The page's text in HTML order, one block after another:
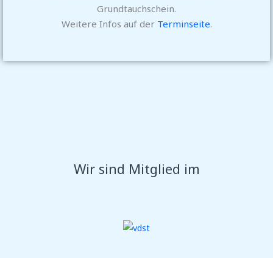
Grundtauchschein.
Weitere Infos auf der Terminseite.
Wir sind Mitglied im